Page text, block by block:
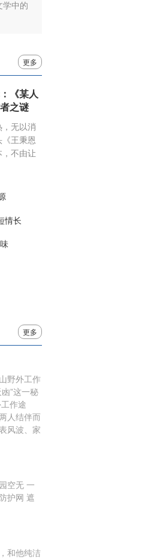
学中的
更多
《某人
之谜
无以消
王秉恩
，不由让
情长
更多
野外工作
”这一秘
作途
人结伴而
风波、家
空无 一
护网 遮
和他纯洁